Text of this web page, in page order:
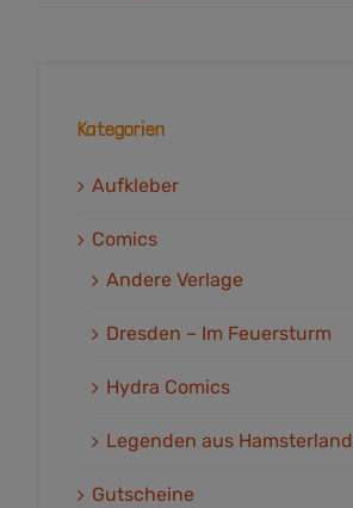
Kategorien
Aufkleber
Comics
Andere Verlage
Dresden – Im Feuersturm
Hydra Comics
Legenden aus Hamsterland
Gutscheine